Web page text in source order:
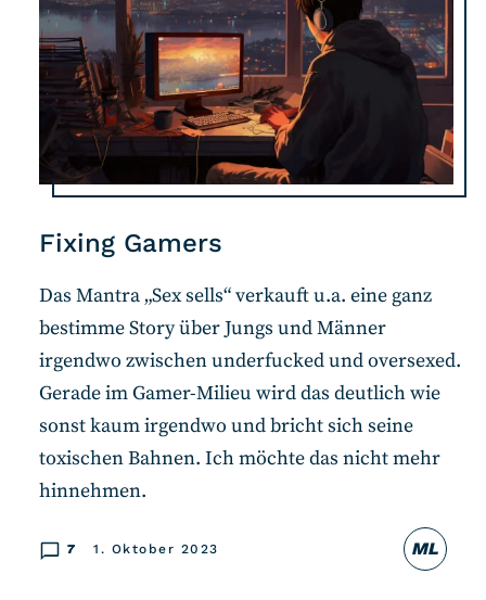
RSS-Feed
COMMUNITY
IMPRESSUM
DATENSCHUTZ
Unterstützen
Fixing Gamers
ML
7 1. Oktober 2023
Das Mantra „Sex sells“ verkauft u.a. eine ganz
bestimme Story über Jungs und Männer
irgendwo zwischen underfucked und oversexed.
Gerade im Gamer-Milieu wird das deutlich wie
sonst kaum irgendwo und bricht sich seine
toxischen Bahnen. Ich möchte das nicht mehr
hinnehmen.